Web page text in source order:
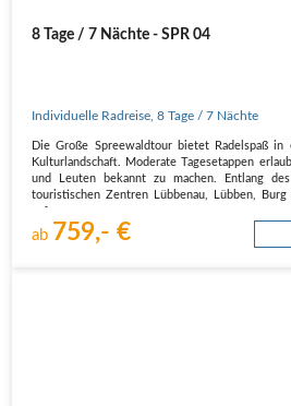
8 Tage / 7 Nächte - SPR 04
Individuelle Radreise ,8 Tage / 7 Nächte
Die Große Spreewaldtour bietet Radelspaß
Kulturlandschaft. Moderate Tagesetappen
und Leuten bekannt zu machen. Entlang
touristischen Zentren Lübbenau, Lübben, Burg
ab 759,- €